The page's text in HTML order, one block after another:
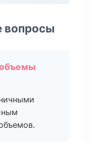
вопросы